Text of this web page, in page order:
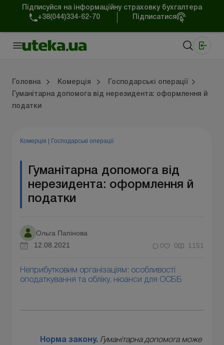
Підписуйся на інформаційну страховку бухгалтера
+38(044)334-62-70
Підписатися
Головна Комерція
Господарські операції
Гуманітарна допомога від нерезидента: оформлення й
податки
Комерція Господарські операції
Гуманітарна допомога від
нерезидента: оформлення й
податки
Ольга Папінова
12.08.2021
0 0 1151
Неприбутковим організаціям: особливості
оподаткування та обліку, нюанси для ОСББ
Норма закону. Гуманітарна допомога може